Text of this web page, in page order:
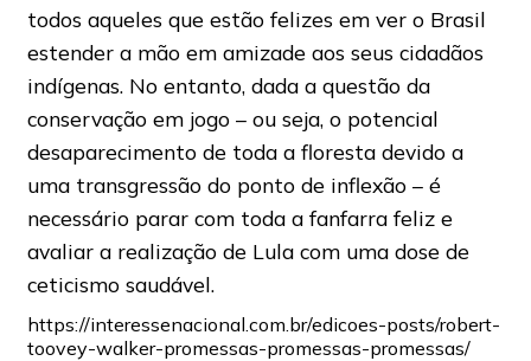
todos aqueles que estão felizes em ver o Brasil
estender a mão em amizade aos seus cidadãos
indígenas. No entanto, dada a questão da
conservação em jogo – ou seja, o potencial
desaparecimento de toda a floresta devido a
uma transgressão do ponto de inflexão – é
necessário parar com toda a fanfarra feliz e
avaliar a realização de Lula com uma dose de
ceticismo saudável.
https://interessenacional.com.br/edicoes-posts/robert-
toovey-walker-promessas-promessas-promessas/